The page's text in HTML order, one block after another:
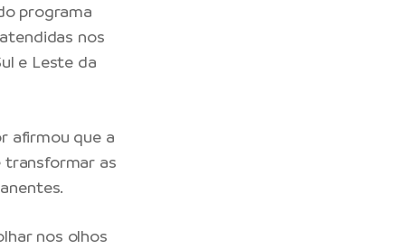
programa
nos
e Leste da
afirmou que a
transformar as
nos olhos